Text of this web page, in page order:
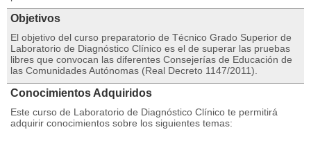
Objetivos
El objetivo del curso preparatorio de Técnico Grado Superior de
Laboratorio de Diagnóstico Clínico es el de superar las pruebas
libres que convocan las diferentes Consejerías de Educación de
las Comunidades Autónomas (Real Decreto 1147/2011).
Conocimientos Adquiridos
Este curso de Laboratorio de Diagnóstico Clínico te permitirá
adquirir conocimientos sobre los siguientes temas: